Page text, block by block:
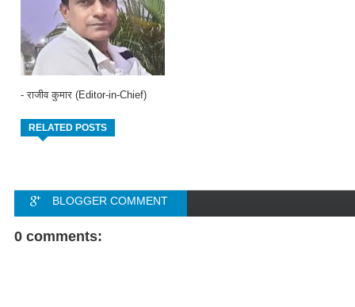
- राजीव कुमार (Editor-in-Chief)
RELATED POSTS
BLOGGER COMMENT
FACEBOOK COMMENT
0 comments: